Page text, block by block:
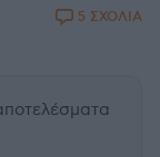
5 ΣΧΟΛΙΑ